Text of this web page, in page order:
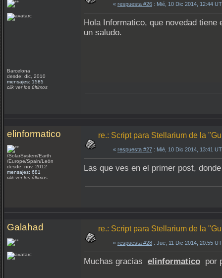
Barcelona
desde: dic, 2010
mensajes: 1585
clik ver los últimos
« respuesta #26 : Mié, 10 Dic 2014, 12:44
Hola Informatico, que novedad tiene
un saludo.
elinformatico
/SolarSystem/Earth
/Europe/Spain/León
desde: nov, 2012
mensajes: 681
clik ver los últimos
re.: Script para Stellarium de la
« respuesta #27 : Mié, 10 Dic 2014, 13:41
Las que ves en el primer post,
Galahad re.: Script para Stellarium de la
« respuesta #28 : Jue, 11 Dic 2014, 20:55
Muchas gracias elinformatico por